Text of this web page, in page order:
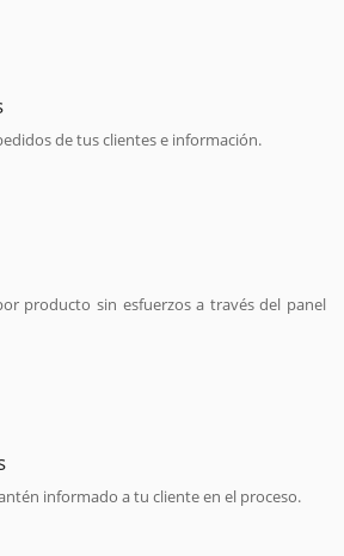
de tus clientes e información.
producto sin esfuerzos a través del panel
informado a tu cliente en el proceso.